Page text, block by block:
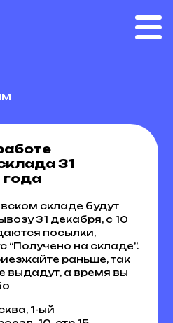
31
года
складе будут
31 декабря, с 10
посылки,
“Получено на складе”.
раньше, так
выдадут, а время вы
1-ый